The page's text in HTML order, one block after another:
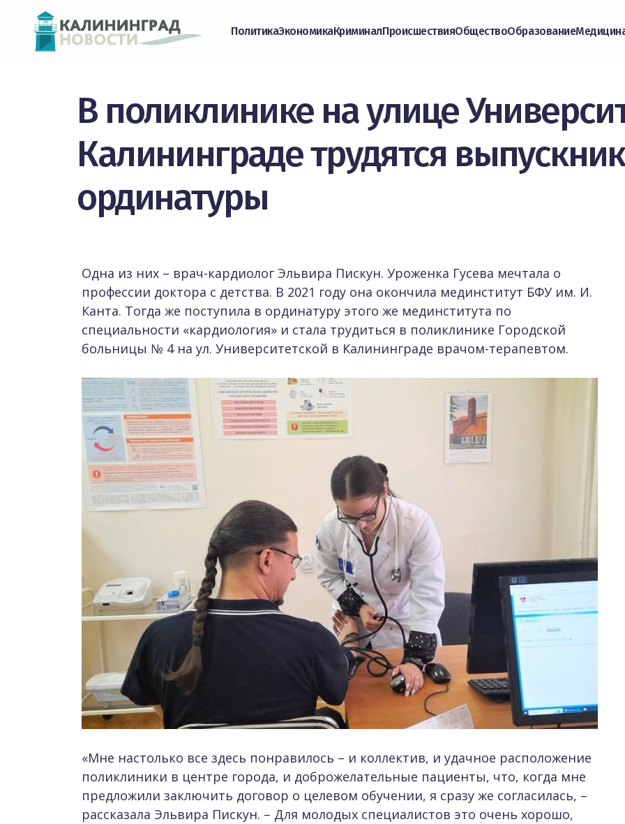
ПолитикаЭкономикаКриминалПроисшествияОбществоОбразование
В поликлинике на улице
Калининграде трудятся
ординатуры
Одна из них – врач-кардиолог Эльвира Пискун. Уроженка Гусева мечтала о
профессии доктора с детства. В 2021 году она окончила мединститут БФУ им. И.
Канта. Тогда же поступила в ординатуру этого же мединститута по
специальности «кардиология» и стала трудиться в поликлинике Городской
больницы № 4 на ул. Университетской в Калининграде врачом-терапевтом.
«Мне настолько все здесь понравилось – и коллектив, и удачное расположение
поликлиники в центре города, и доброжелательные пациенты, что, когда мне
предложили заключить договор о целевом обучении, я сразу же согласилась, –
рассказала Эльвира Пискун. – Для молодых специалистов это очень хорошо,